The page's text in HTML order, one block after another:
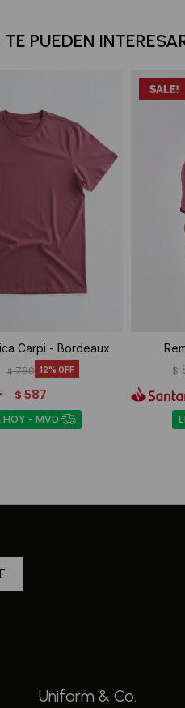
PUEDEN
Carpi - Bordeaux
$ 790 12
$ 587
HOY - MVD
$
Uniform & Co.